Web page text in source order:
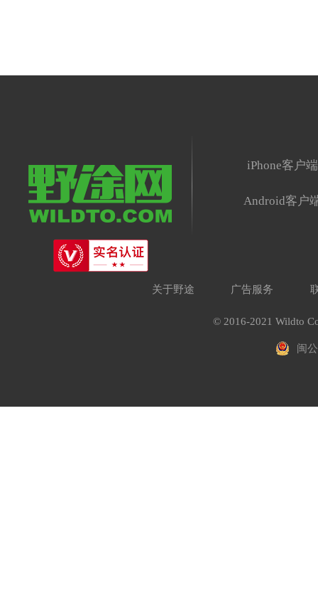
iPhone客户端
Android客户
关于野途 广告服务
© 2016-2021 Wildto
闽